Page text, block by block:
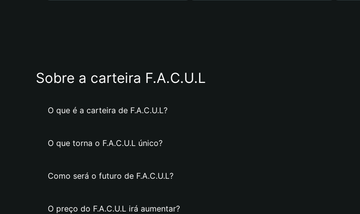
Sobre a carteira F.A.C.U.L
O que é a carteira de F.A.C.U.L?
O que torna o F.A.C.U.L único?
Como será o futuro de F.A.C.U.L?
O preço do F.A.C.U.L irá aumentar?